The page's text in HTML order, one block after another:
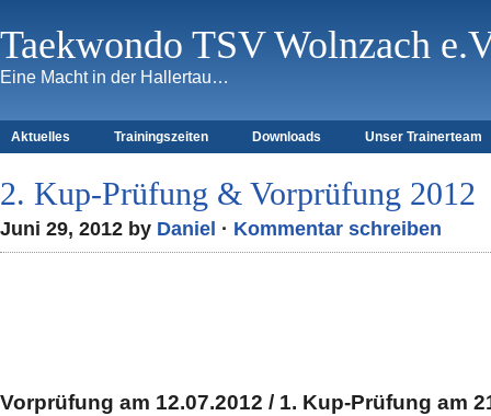
Taekwondo TSV Wolnzach
Eine Macht in der Hallertau…
Aktuelles Trainingszeiten Downloads Unser Trainerteam
2. Kup-Prüfung & Vorprüfung 2012
Juni 29, 2012 by Daniel · Kommentar schreiben
Vorprüfung am 12.07.2012 / 1. Kup-Prüfung am